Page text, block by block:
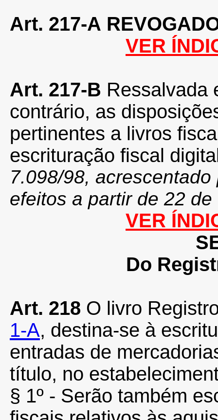
Art. 217-A
VER
Art. 217-B Ressalvada
contrário, as
pertinentes a livros
escrituração fiscal
7.098/98,
efeitos a partir de 22
VER
Do
Art. 218 O livro
1-A, destina-se à
entradas de
título, no
§ 1º - Serão também